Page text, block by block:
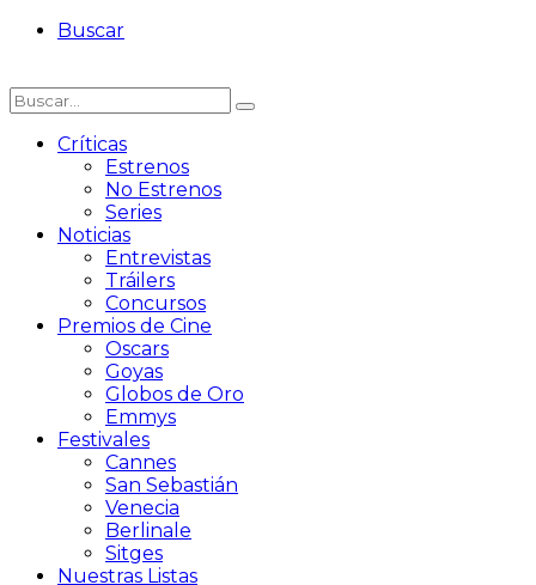
Buscar
Críticas
Estrenos
No Estrenos
Series
Noticias
Entrevistas
Tráilers
Concursos
Premios de Cine
Oscars
Goyas
Globos de Oro
Emmys
Festivales
Cannes
San Sebastián
Venecia
Berlinale
Sitges
Nuestras Listas